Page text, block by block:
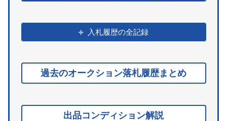
入札履歴の全記録
過去のオークション落札履歴まとめ
出品コンディション解説